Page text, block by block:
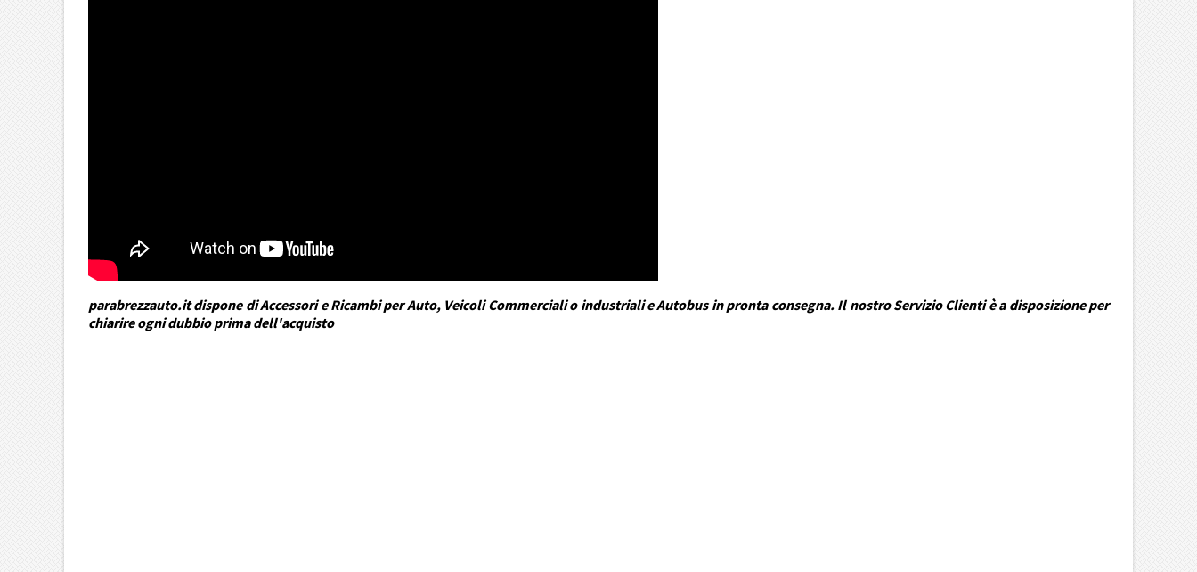
parabrezzauto.it dispone di Accessori e Ricambi per Auto, Veicoli Commerciali o industriali e Autobus in pronta consegna. Il nostro Servizio Clienti è a disposizione per
chiarire ogni dubbio prima dell'acquisto